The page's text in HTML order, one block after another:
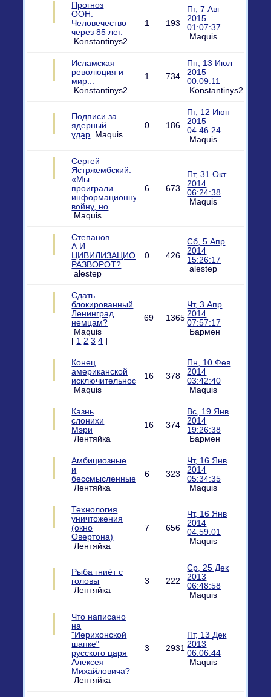
Прогноз
ООН:
Человечество
через 85 лет.
Konstantinys2
1 193
Пт, 7 Авг
2015
01:07:37
Maquis
Исламская
революция и
мир...
Konstantinys2
1 734
Пн, 13 Июл
2015
00:09:11
Konstantinys2
Подписи за
ядерный
удар
Maquis
0 186
Пт, 12 Июн
2015
04:46:24
Maquis
Сергей
Ястржембский:
«Мы
проиграли
информационную
войну, но
Maquis
6 673
Пт, 31 Окт
2014
06:24:38
Maquis
Степанов
А.И.
ЦИВИЛИЗАЦИОННЫЙ
РАЗВОРОТ?
alestep
0 426
Сб, 5 Апр
2014
15:26:17
alestep
Сдать
блокированный
Ленинград
немцам?
Maquis
[ 1 2 3 4 ]
69 1365
Чт, 3 Апр
2014
07:57:17
Бармен
Конец
американской
исключительности
Maquis
16 378
Пн, 10 Фев
2014
03:42:40
Maquis
Казнь
слонихи
Мэри
Лентяйка
16 374
Вс, 19 Янв
2014
19:26:38
Бармен
Амбициозные
и
бессмысленные
Лентяйка
6 323
Чт, 16 Янв
2014
05:34:35
Maquis
Технология
уничтожения
(окно
Овертона)
Лентяйка
7 656
Чт, 16 Янв
2014
04:59:01
Maquis
Рыба гниёт с
головы
Лентяйка
3 222
Ср, 25 Дек
2013
06:48:58
Maquis
Что написано
на
"Иерихонской
шапке"
русского царя
Алексея
Михайловича?
Лентяйка
3 2931
Пт, 13 Дек
2013
06:06:44
Maquis